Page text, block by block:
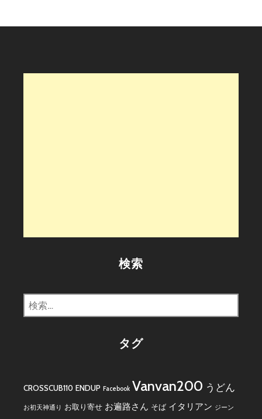
ビ
ー
検索
検
索:
タグ
CROSSCUB110 ENDUP Facebook Vanvan200 うどん
お初天神通り お取り寄せ お遍路さん そば イタリアン ジーン